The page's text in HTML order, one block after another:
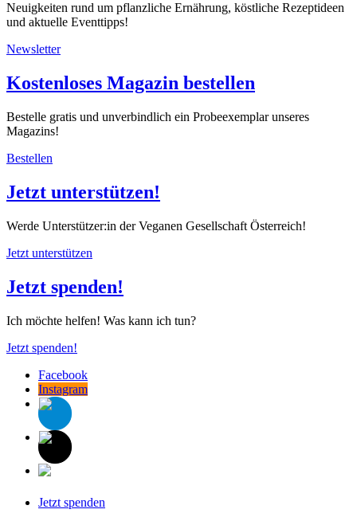
Neuigkeiten rund um pflanzliche Ernährung, köstliche Rezeptideen
und aktuelle Eventtipps!
Newsletter
Kostenloses Magazin bestellen
Bestelle gratis und unverbindlich ein Probeexemplar unseres
Magazins!
Bestellen
Jetzt unterstützen!
Werde Unterstützer:in der Veganen Gesellschaft Österreich!
Jetzt unterstützen
Jetzt spenden!
Ich möchte helfen! Was kann ich tun?
Jetzt spenden!
Facebook
Instagram
Jetzt spenden